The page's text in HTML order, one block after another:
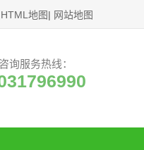
HTML地图| 网站地图
询服务热线：